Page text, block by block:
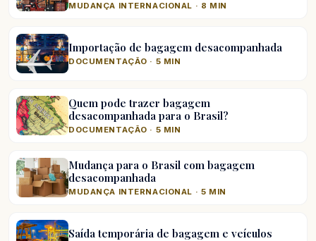
MUDANÇA INTERNACIONAL · 8 MIN
Importação de bagagem desacompanhada
DOCUMENTAÇÃO · 5 MIN
Quem pode trazer bagagem
desacompanhada para o Brasil?
DOCUMENTAÇÃO · 5 MIN
Mudança para o Brasil com bagagem
desacompanhada
MUDANÇA INTERNACIONAL · 5 MIN
Saída temporária de bagagem e veículos